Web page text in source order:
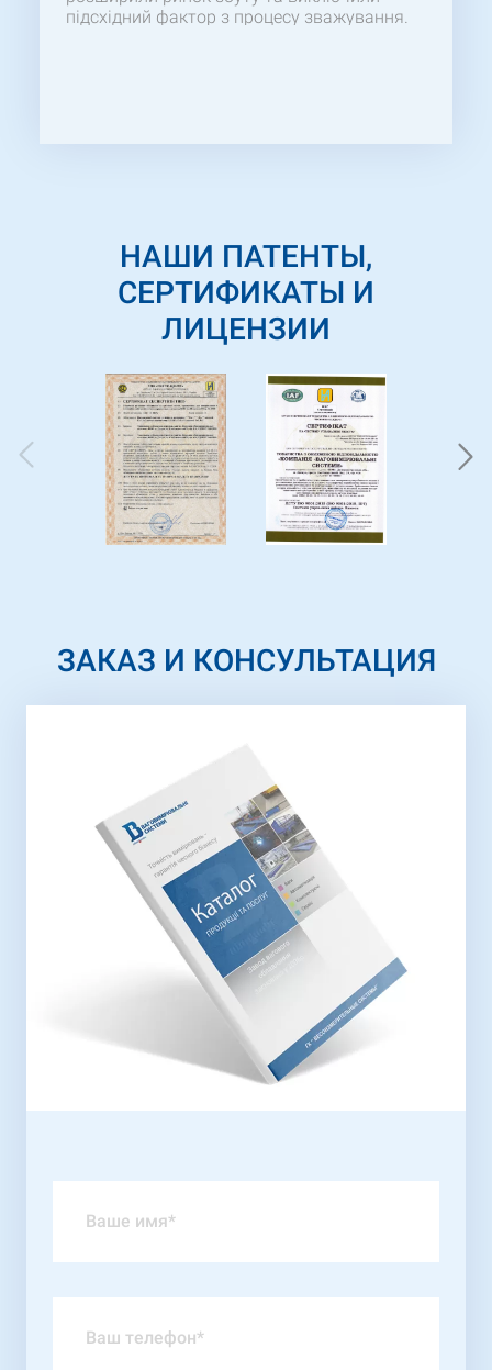
підсхідний фактор з процесу зважування.
успішну співпрацю. Бажаємо вам
НАШИ ПАТЕНТЫ,
СЕРТИФИКАТЫ И
ЛИЦЕНЗИИ
ЗАКАЗ И КОНСУЛЬТАЦИЯ